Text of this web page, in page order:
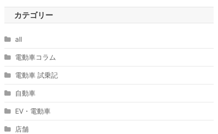
カテゴリー
all
電動車コラム
電動車 試乗記
自動車
EV・電動車
店舗